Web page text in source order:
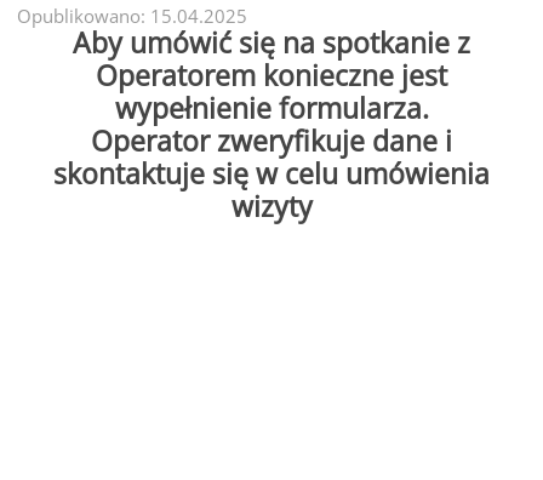
Opublikowano: 15.04.2025
Aby umówić się na spotkanie z
Operatorem konieczne jest
wypełnienie formularza.
Operator zweryfikuje dane i
skontaktuje się w celu umówienia
wizyty